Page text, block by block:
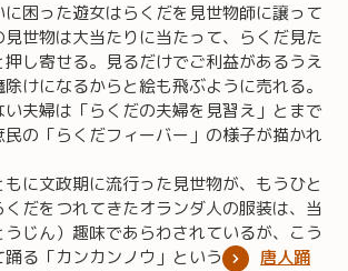
困った遊女はらくだを見世物師に譲って
見世物は大当たりに当たって、らくだ見た
し寄せる。見るだけでご利益があるうえ
けになるからと絵も飛ぶように売れる。
夫婦は「らくだの夫婦を見習え」とまで
の「らくだフィーバー」の様子が描かれ
に文政期に流行った見世物が、もうひと
だをつれてきたオランダ人の服装は、当
じん）趣味であらわされているが、こう
る「カンカンノウ」という
唐人踊